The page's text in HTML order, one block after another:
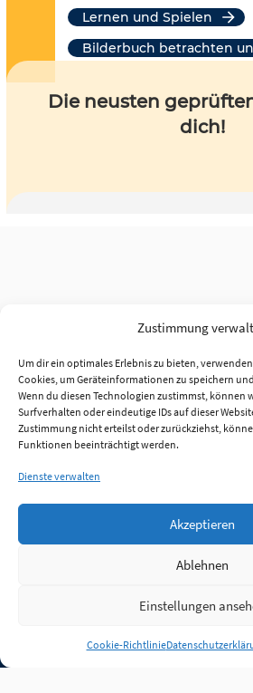
Zustimmung
Um dir ein optimales Erlebnis zu bieten,
Cookies, um Geräteinformationen zu speichern
Wenn du diesen Technologien zustimmst, können
Surfverhalten oder eindeutige IDs auf dieser
Zustimmung nicht erteilst oder zurückziehst,
Funktionen beeinträchtigt werden.
Dienste verwalten
Akzeptieren
Ablehnen
Einstellungen
Cookie-Richtlinie
Lernen und Spielen
Bilderbuch betrachten und
Die neusten
dich!
Anmelden
Jobs Partner FAQ